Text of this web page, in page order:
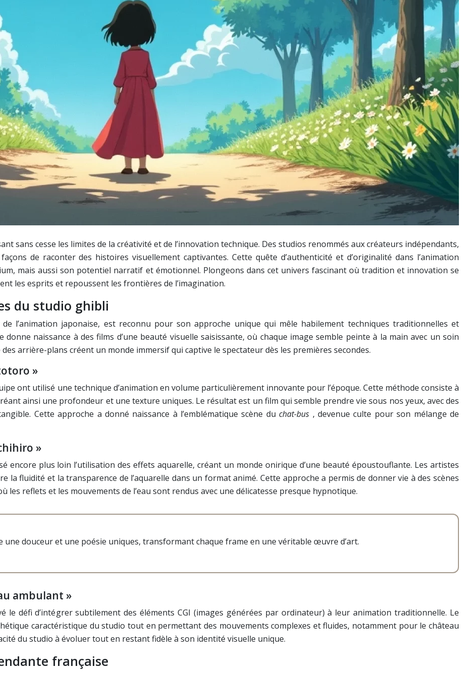
sans cesse les limites de la créativité et de l’innovation technique. Des studios renommés aux créateurs indépendants,
de raconter des histoires visuellement captivantes. Cette quête d’authenticité et d’originalité dans l’animation
mais aussi son potentiel narratif et émotionnel. Plongeons dans cet univers fascinant où tradition et innovation se
les esprits et repoussent les frontières de l’imagination.
du studio ghibli
l’animation japonaise, est reconnu pour son approche unique qui mêle habilement techniques traditionnelles et
naissance à des films d’une beauté visuelle saisissante, où chaque image semble peinte à la main avec un soin
arrière-plans créent un monde immersif qui captive le spectateur dès les premières secondes.
»
ont utilisé une technique d’animation en volume particulièrement innovante pour l’époque. Cette méthode consiste à
ainsi une profondeur et une texture uniques. Le résultat est un film qui semble prendre vie sous nos yeux, avec des
Cette approche a donné naissance à l’emblématique scène duchat-bus , devenue culte pour son mélange de
»
encore plus loin l’utilisation des effets aquarelle, créant un monde onirique d’une beauté époustouflante. Les artistes
la fluidité et la transparence de l’aquarelle dans un format animé. Cette approche a permis de donner vie à des scènes
les reflets et les mouvements de l’eau sont rendus avec une délicatesse presque hypnotique.
une douceur et une poésie uniques, transformant chaque frame en une véritable œuvre d’art.
ambulant »
le défi d’intégrer subtilement des éléments CGI (images générées par ordinateur) à leur animation traditionnelle. Le
caractéristique du studio tout en permettant des mouvements complexes et fluides, notamment pour le château
du studio à évoluer tout en restant fidèle à son identité visuelle unique.
française